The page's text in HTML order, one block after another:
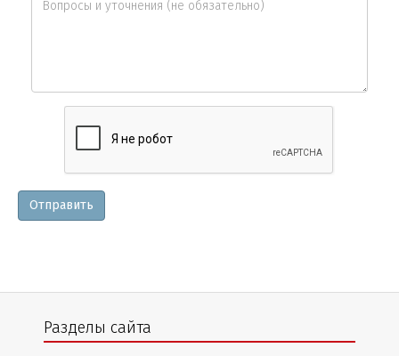
mail
Вопросы
уточнения
Отправить
Разделы сайта